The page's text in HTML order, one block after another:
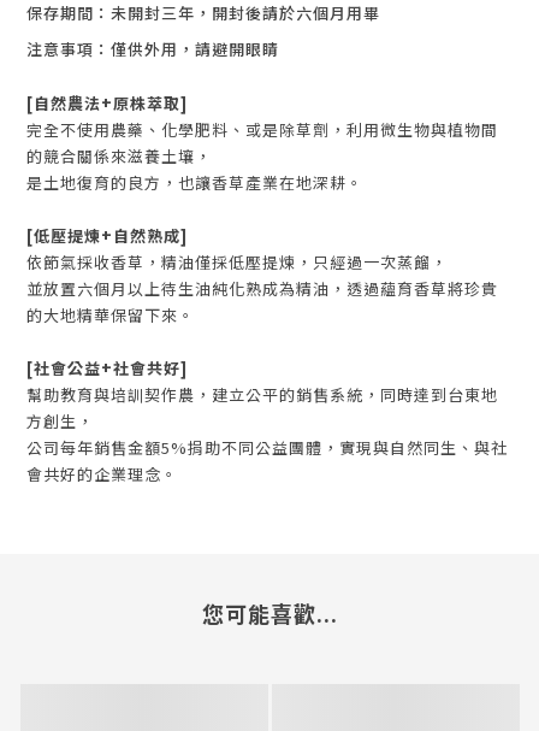
保存期間：未開封三年，開封後請於六個月用畢
注意事項：僅供外用，請避開眼睛
[自然農法+原株萃取]
完全不使用農藥、化學肥料、或是除草劑，利用微生物與植物間
的競合關係來滋養土壤，
是土地復育的良方，也讓香草產業在地深耕。
[低壓提煉+自然熟成]
依節氣採收香草，精油僅採低壓提煉，只經過一次蒸餾，
並放置六個月以上待生油純化熟成為精油，透過蘊育香草將珍貴
的大地精華保留下來。
[社會公益+社會共好]
幫助教育與培訓契作農，建立公平的銷售系統，同時達到台東地
方創生，
公司每年銷售金額5%捐助不同公益團體，實現與自然同生、與社
會共好的企業理念。
您可能喜歡...